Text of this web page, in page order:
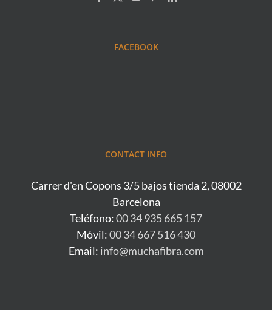
FACEBOOK
CONTACT INFO
Carrer d'en Copons 3/5 bajos tienda 2, 08002
Barcelona
Teléfono:00 34 935 665 157
Móvil:00 34 667 516 430
Email: info@muchafibra.com